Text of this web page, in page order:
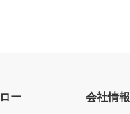
ー 会社情報